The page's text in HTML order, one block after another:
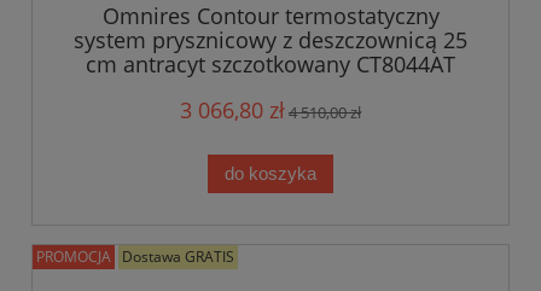
Omnires Contour termostatyczny
system prysznicowy z deszczownicą 25
cm antracyt szczotkowany CT8044AT
3 066,80 zł4 510,00 zł
do koszyka
PROMOCJA Dostawa GRATIS